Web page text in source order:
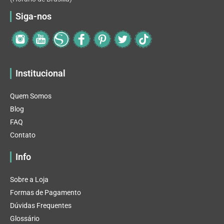
Siga-nos
Institucional
Quem Somos
Blog
FAQ
Contato
Info
Sobre a Loja
Formas de Pagamento
Dúvidas Frequentes
Glossário